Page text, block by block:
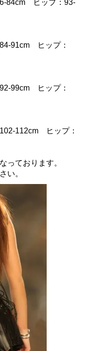
84cm ヒップ：93-
91cm ヒップ：
99cm ヒップ：
112cm ヒップ：
っております。
い。